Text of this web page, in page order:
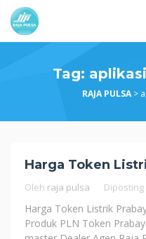
Loncat
ke
konten
Tag:
RAJA PULSA>
Harga Token
Oleh raja pulsa
Harga Token Listrik
Produk PLN Token